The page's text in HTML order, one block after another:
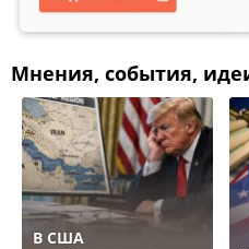
Мнения, события,
В США